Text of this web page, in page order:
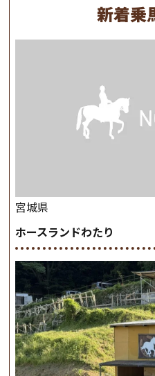
新着乗
宮城県
ホースランドわたり